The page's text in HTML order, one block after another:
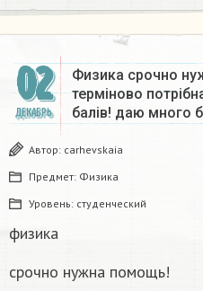
02
ДЕКАБРЬ
Физика срочно
терміново
балів! даю много
Автор: carhevskaia
Предмет: Физика
Уровень: студенческий
физика
срочно нужна помощь!